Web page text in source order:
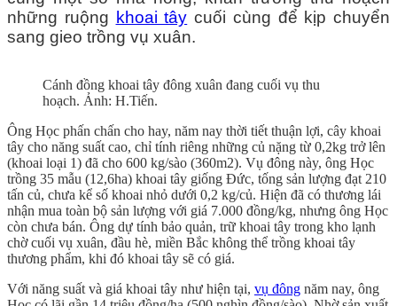
những ruộng khoai tây cuối cùng để kịp chuyển
sang gieo trồng vụ xuân.
Cánh đồng khoai tây đông xuân đang cuối vụ thu
hoạch. Ảnh: H.Tiến.
Ông Học phấn chấn cho hay, năm nay thời tiết thuận lợi, cây khoai
tây cho năng suất cao, chỉ tính riêng những củ nặng từ 0,2kg trở lên
(khoai loại 1) đã cho 600 kg/sào (360m2). Vụ đông này, ông Học
trồng 35 mẫu (12,6ha) khoai tây giống Đức, tống sản lượng đạt 210
tấn củ, chưa kể số khoai nhỏ dưới 0,2 kg/củ. Hiện đã có thương lái
nhận mua toàn bộ sản lượng với giá 7.000 đồng/kg, nhưng ông Học
còn chưa bán. Ông dự tính bảo quản, trữ khoai tây trong kho lạnh
chờ cuối vụ xuân, đầu hè, miền Bắc không thể trồng khoai tây
thương phẩm, khi đó khoai tây sẽ có giá.
Với năng suất và giá khoai tây như hiện tại, vụ đông năm nay, ông